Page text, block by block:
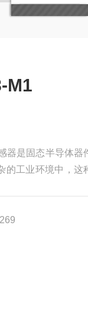
M1
器是固态半导体器
的工业环境中，这